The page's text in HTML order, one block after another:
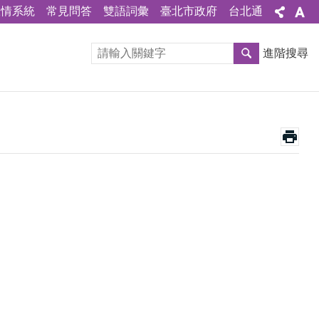
系統 常見問答 雙語詞彙 臺北市政府 台北通
進階搜尋